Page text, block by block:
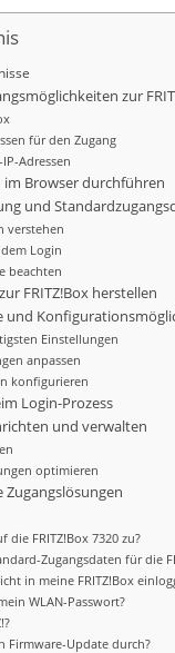
zur
für den Zugang
Adressen
im Browser durchführen
und
verstehen
Login
beachten
FRITZ!Box herstellen
und
Einstellungen
anpassen
konfigurieren
Login-Prozess
und verwalten
optimieren
Zugangslösungen
die FRITZ!Box 7320 zu?
Zugangsdaten für die
in meine FRITZ!Box
WLAN-Passwort?
Firmware-Update durch?